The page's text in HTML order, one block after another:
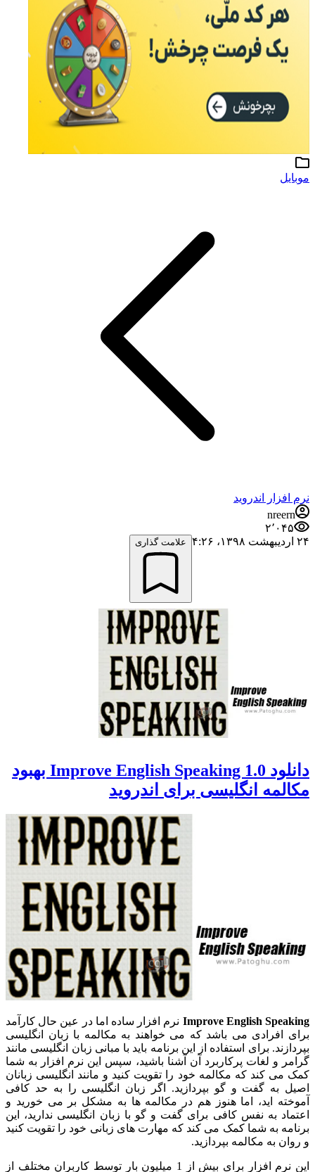
موبایل
نرم افزار اندروید
nreern
۲٬۰۴۵
۲۴ اردیبهشت ۱۳۹۸،‏ ۴:۲۶
علامت گذاری
دانلود Improve English Speaking 1.0 بهبود
مکالمه انگلیسی برای اندروید
Improve English Speaking نرم افزار ساده اما در عین حال کارآمد
برای افرادی می باشد که می خواهند به مکالمه با زبان انگلیسی
بپردازند. برای استفاده از این برنامه باید با مبانی زبان انگلیسی مانند
گرامر و لغات پرکاربرد آن آشنا باشید، سپس این نرم افزار به شما
کمک می کند که مکالمه خود را تقویت کنید و مانند انگلیسی زبانان
اصیل به گفت و گو بپردازید. اگر زبان انگلیسی را به حد کافی
آموخته اید، اما هنوز هم در مکالمه ها به مشکل بر می خورید و
اعتماد به نفس کافی برای گفت و گو با زبان انگلیسی ندارید، این
برنامه به شما کمک می کند که مهارت های زبانی خود را تقویت کنید
و روان به مکالمه بپردازید.
این نرم افزار برای بیش از 1 میلیون بار توسط کاربران مختلف از